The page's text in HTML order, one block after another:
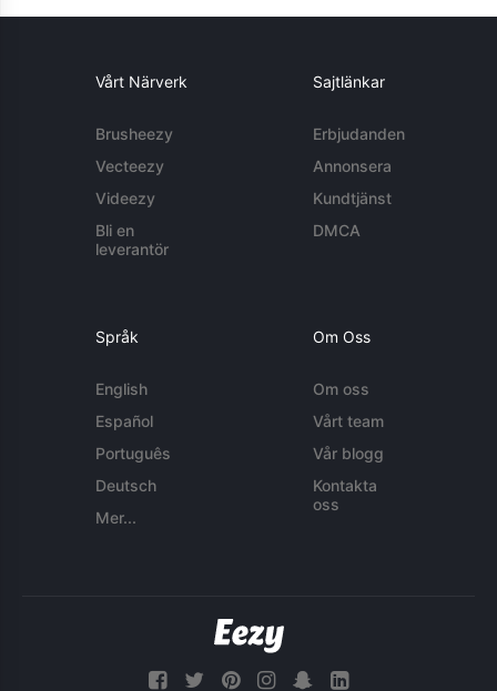
Vårt Närverk
Brusheezy
Vecteezy
Videezy
Bli en
leverantör
Sajtlänkar
Erbjudanden
Annonsera
Kundtjänst
DMCA
Språk
English
Español
Português
Deutsch
Mer...
Om Oss
Om oss
Vårt team
Vår blogg
Kontakta
oss